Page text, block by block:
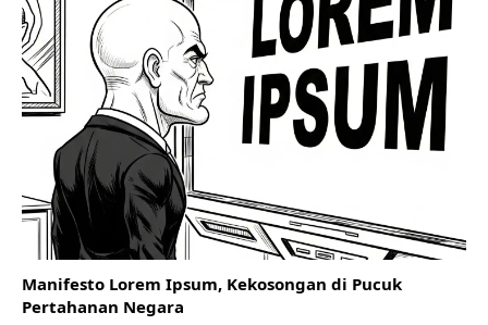
Manifesto Lorem Ipsum, Kekosongan di Pucuk
Pertahanan Negara